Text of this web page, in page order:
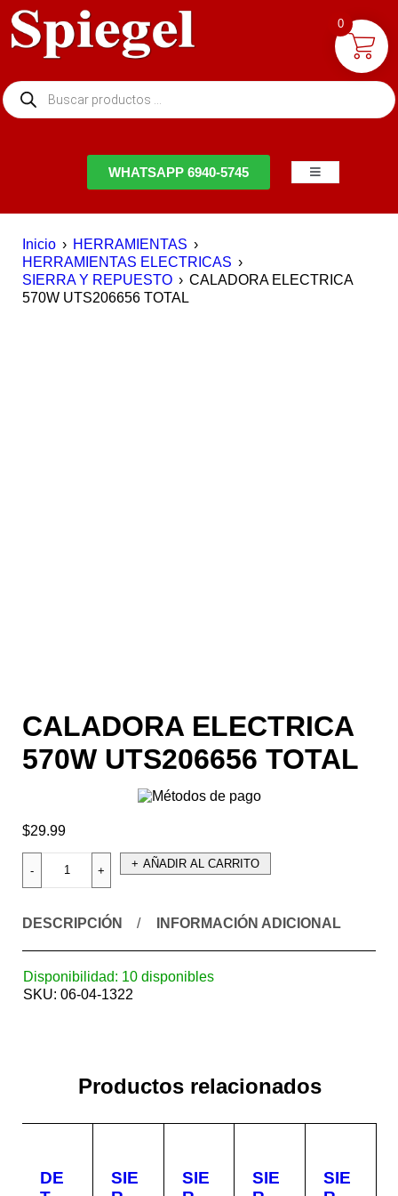
WHATSAPP 6940-5745
Inicio › HERRAMIENTAS ›
HERRAMIENTAS ELECTRICAS ›
SIERRA Y REPUESTO › CALADORA ELECTRICA
570W UTS206656 TOTAL
CALADORA ELECTRICA
570W UTS206656 TOTAL
$29.99
AÑADIR AL CARRITO
DESCRIPCIÓN INFORMACIÓN ADICIONAL
Disponibilidad: 10 disponibles
SKU: 06-04-1322
Productos relacionados
DE
SIE
SIE
SIE
SIE
0